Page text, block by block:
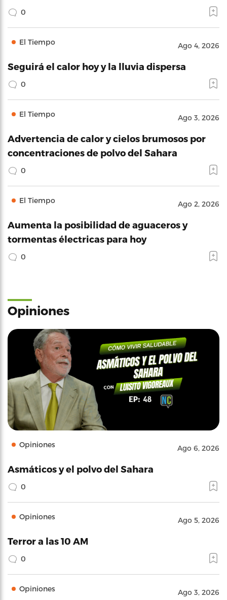
0
El Tiempo Ago 4, 2026
Seguirá el calor hoy y la lluvia dispersa
0
El Tiempo Ago 3, 2026
Advertencia de calor y cielos brumosos por
concentraciones de polvo del Sahara
0
El Tiempo Ago 2, 2026
Aumenta la posibilidad de aguaceros y
tormentas électricas para hoy
0
Opiniones
Opiniones Ago 6, 2026
Asmáticos y el polvo del Sahara
0
Opiniones Ago 5, 2026
Terror a las 10 AM
0
Opiniones Ago 3, 2026